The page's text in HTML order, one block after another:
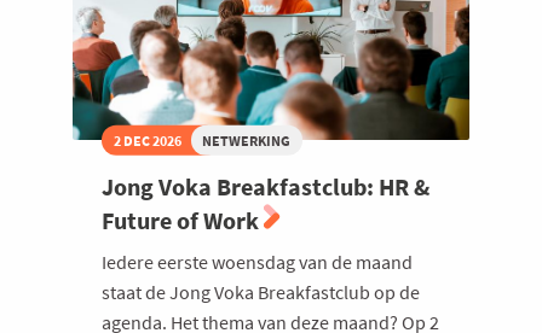
2 DEC 2026 NETWERKING
Jong Voka Breakfastclub: HR &
Future of Work
Iedere eerste woensdag van de maand
staat de Jong Voka Breakfastclub op de
agenda. Het thema van deze maand? Op 2